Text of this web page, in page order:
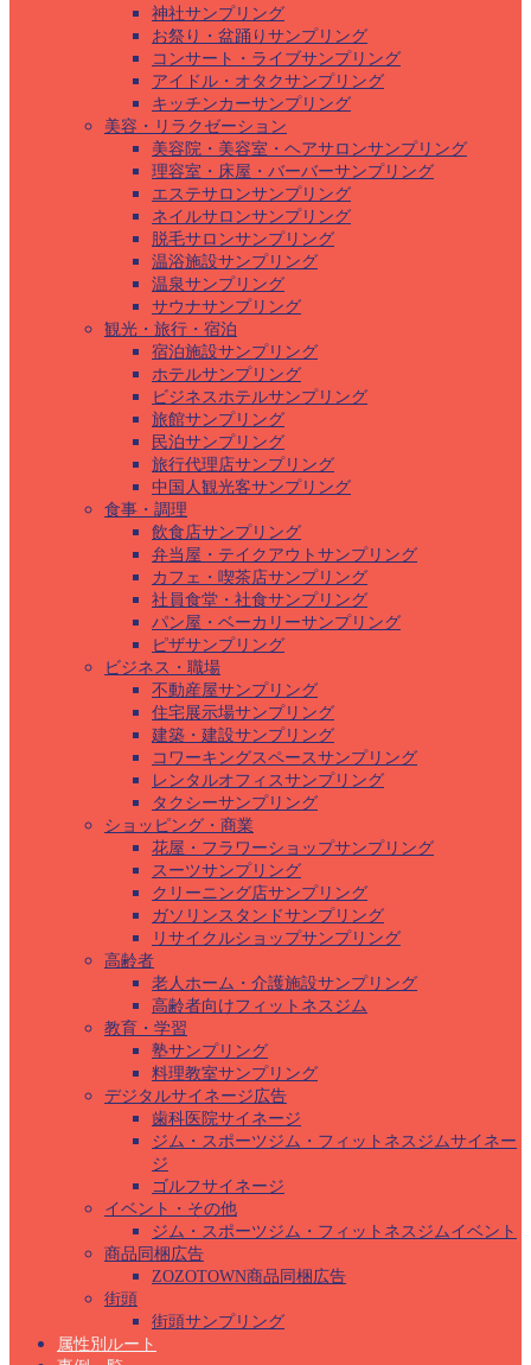
神社サンプリング
お祭り・盆踊りサンプリング
コンサート・ライブサンプリング
アイドル・オタクサンプリング
キッチンカーサンプリング
美容・リラクゼーション
美容院・美容室・ヘアサロンサンプリング
理容室・床屋・バーバーサンプリング
エステサロンサンプリング
ネイルサロンサンプリング
脱毛サロンサンプリング
温浴施設サンプリング
温泉サンプリング
サウナサンプリング
観光・旅行・宿泊
宿泊施設サンプリング
ホテルサンプリング
ビジネスホテルサンプリング
旅館サンプリング
民泊サンプリング
旅行代理店サンプリング
中国人観光客サンプリング
食事・調理
飲食店サンプリング
弁当屋・テイクアウトサンプリング
カフェ・喫茶店サンプリング
社員食堂・社食サンプリング
パン屋・ベーカリーサンプリング
ピザサンプリング
ビジネス・職場
不動産屋サンプリング
住宅展示場サンプリング
建築・建設サンプリング
コワーキングスペースサンプリング
レンタルオフィスサンプリング
タクシーサンプリング
ショッピング・商業
花屋・フラワーショップサンプリング
スーツサンプリング
クリーニング店サンプリング
ガソリンスタンドサンプリング
リサイクルショップサンプリング
高齢者
老人ホーム・介護施設サンプリング
高齢者向けフィットネスジム
教育・学習
塾サンプリング
料理教室サンプリング
デジタルサイネージ広告
歯科医院サイネージ
ジム・スポーツジム・フィットネスジムサイネー
ジ
ゴルフサイネージ
イベント・その他
ジム・スポーツジム・フィットネスジムイベント
商品同梱広告
ZOZOTOWN商品同梱広告
街頭
街頭サンプリング
属性別ルート